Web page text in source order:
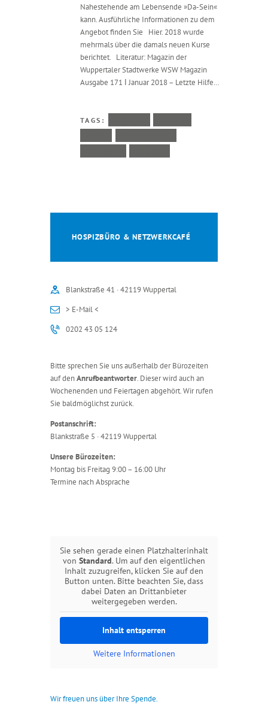
Nahestehende am Lebensende »Da-Sein«
kann. Ausführliche Informationen zu dem
Angebot finden Sie Hier. 2018 wurde
mehrmals über die damals neuen Kurse
berichtet. Literatur: Magazin der
Wuppertaler Stadtwerke WSW Magazin
Ausgabe 171 Ι Januar 2018 – Letzte Hilfe…
TAGS:
HOSPIZBÜRO & NETZWERKCAFÉ
Blankstraße 41 · 42119 Wuppertal
> E-Mail <
0202 43 05 124
Bitte sprechen Sie uns außerhalb der Bürozeiten
auf denAnrufbeantworter. Dieser wird auch an
Wochenenden und Feiertagen abgehört. Wir rufen
Sie baldmöglichst zurück.
Postanschrift:
Blankstraße 5 · 42119 Wuppertal
Unsere Bürozeiten:
Montag bis Freitag 9:00 – 16:00 Uhr
Termine nach Absprache
Sie sehen gerade einen Platzhalterinhalt
von Standard. Um auf den eigentlichen
Inhalt zuzugreifen, klicken Sie auf den
Button unten. Bitte beachten Sie, dass
dabei Daten an Drittanbieter
weitergegeben werden.
Inhalt entsperren
Weitere Informationen
Wir freuen uns über Ihre Spende.